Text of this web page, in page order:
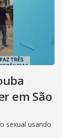
em São
sexual usando